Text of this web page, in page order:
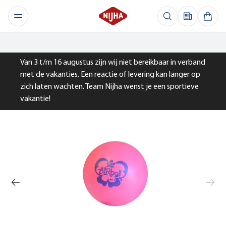
Van 3 t/m 16 augustus zijn wij niet bereikbaar in verband
met de vakanties. Een reactie of levering kan langer op
zich laten wachten. Team Nijha wenst je een sportieve
vakantie!